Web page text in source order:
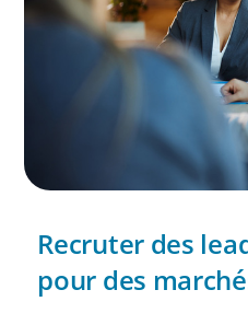
Recruter des
pour des